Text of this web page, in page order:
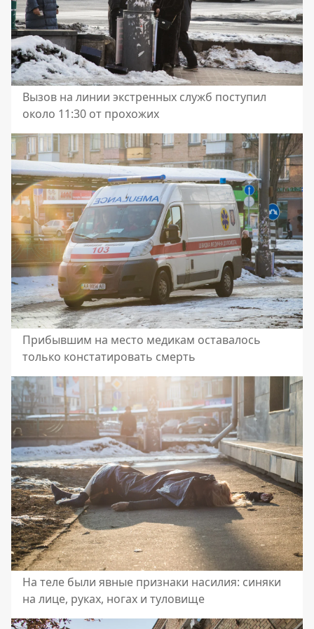
Вызов на линии экстренных служб поступил
около 11:30 от прохожих
Прибывшим на место медикам оставалось
только констатировать смерть
На теле были явные признаки насилия: синяки
на лице, руках, ногах и туловище